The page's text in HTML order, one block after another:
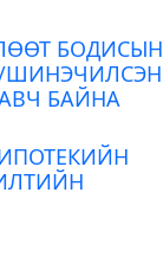
БОДИСЫН
/ШИНЭЧИЛСЭН
БАЙНА